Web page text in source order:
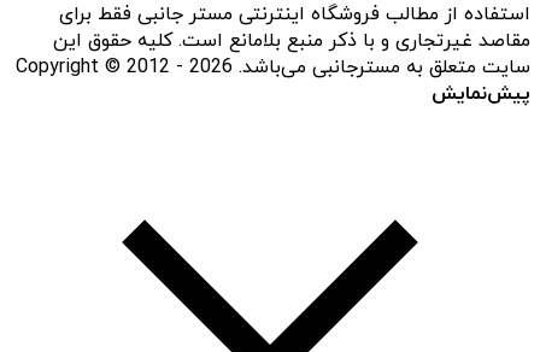
استفاده از مطالب فروشگاه اینترنتی مستر جانبی فقط برای
مقاصد غیرتجاری و با ذکر منبع بلامانع است. کلیه حقوق این
سایت متعلق به مسترجانبی می‌باشد. Copyright © 2012 - 2026
پیش‌نمایش